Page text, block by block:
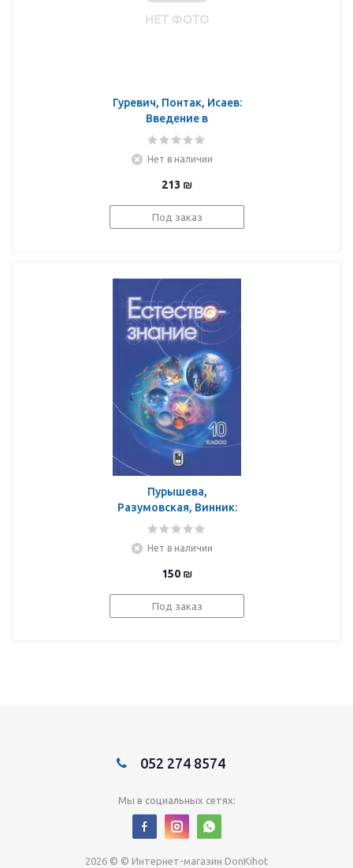
Гуревич, Понтак, Исаев:
Введение в
естественно-научные
Химия. 5-6 классы.
Учебник
Нет в наличии
213 ₪
Под заказ
Пурышева,
Разумовская, Винник:
Естествознание. 10
Нет в наличии
150 ₪
Под заказ
052 274 8574
Мы в социальных сетях:
2026 © © Интернет-магазин DonKihot